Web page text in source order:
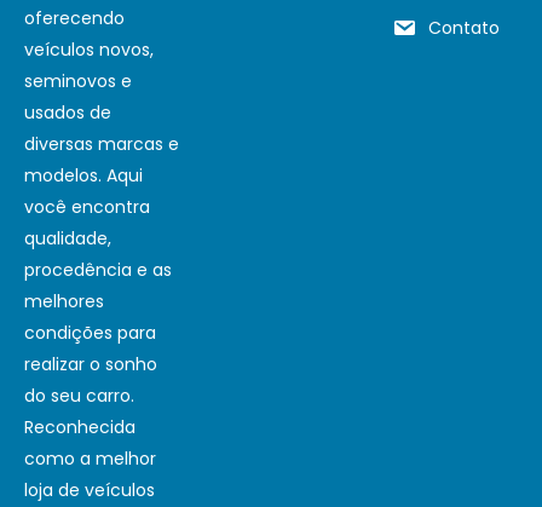
oferecendo
veículos novos,
seminovos e
usados de
diversas marcas e
modelos. Aqui
você encontra
qualidade,
procedência e as
melhores
condições para
realizar o sonho
do seu carro.
Reconhecida
como a melhor
loja de veículos
Contato